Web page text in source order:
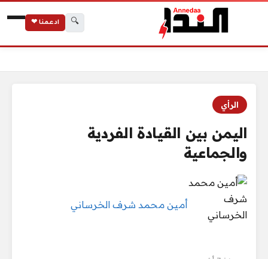
🔍 ادعمنا ❤
الرأي
اليمن بين القيادة الفردية
والجماعية
أمين محمد شرف الخرساني